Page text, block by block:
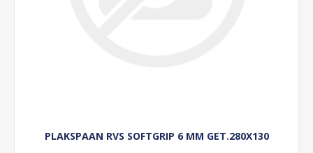
PLAKSPAAN RVS SOFTGRIP 6 MM GET.280X130